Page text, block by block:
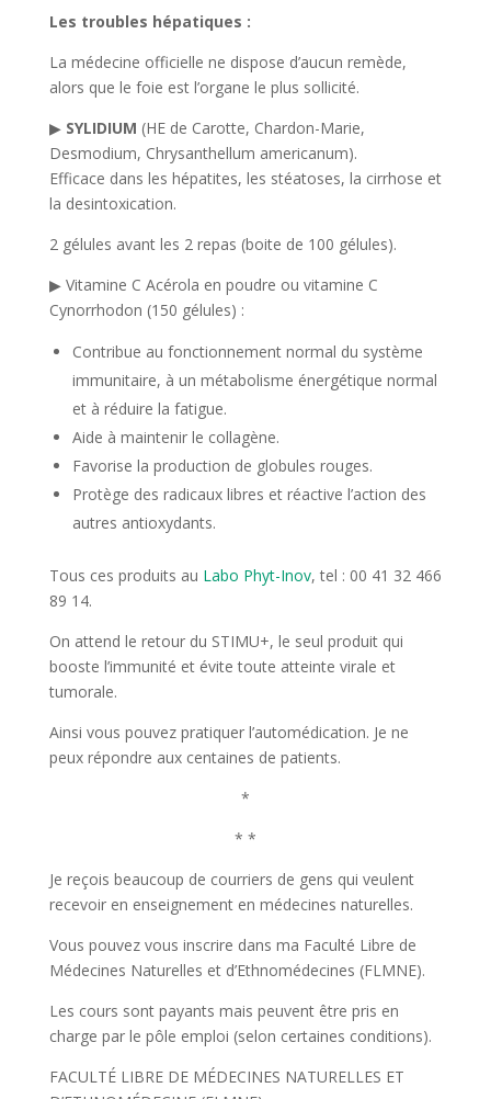
Les troubles hépatiques :
La médecine officielle ne dispose d’aucun remède,
alors que le foie est l’organe le plus sollicité.
▶ SYLIDIUM (HE de Carotte, Chardon-Marie,
Desmodium, Chrysanthellum americanum).
Efficace dans les hépatites, les stéatoses, la cirrhose et
la desintoxication.
2 gélules avant les 2 repas (boite de 100 gélules).
▶ Vitamine C Acérola en poudre ou vitamine C
Cynorrhodon (150 gélules) :
Contribue au fonctionnement normal du système
immunitaire, à un métabolisme énergétique normal
et à réduire la fatigue.
Aide à maintenir le collagène.
Favorise la production de globules rouges.
Protège des radicaux libres et réactive l’action des
autres antioxydants.
Tous ces produits au Labo Phyt-Inov, tel : 00 41 32 466
89 14.
On attend le retour du STIMU+, le seul produit qui
booste l’immunité et évite toute atteinte virale et
tumorale.
Ainsi vous pouvez pratiquer l’automédication. Je ne
peux répondre aux centaines de patients.
*
* *
Je reçois beaucoup de courriers de gens qui veulent
recevoir en enseignement en médecines naturelles.
Vous pouvez vous inscrire dans ma Faculté Libre de
Médecines Naturelles et d’Ethnomédecines (FLMNE).
Les cours sont payants mais peuvent être pris en
charge par le pôle emploi (selon certaines conditions).
FACULTÉ LIBRE DE MÉDECINES NATURELLES ET